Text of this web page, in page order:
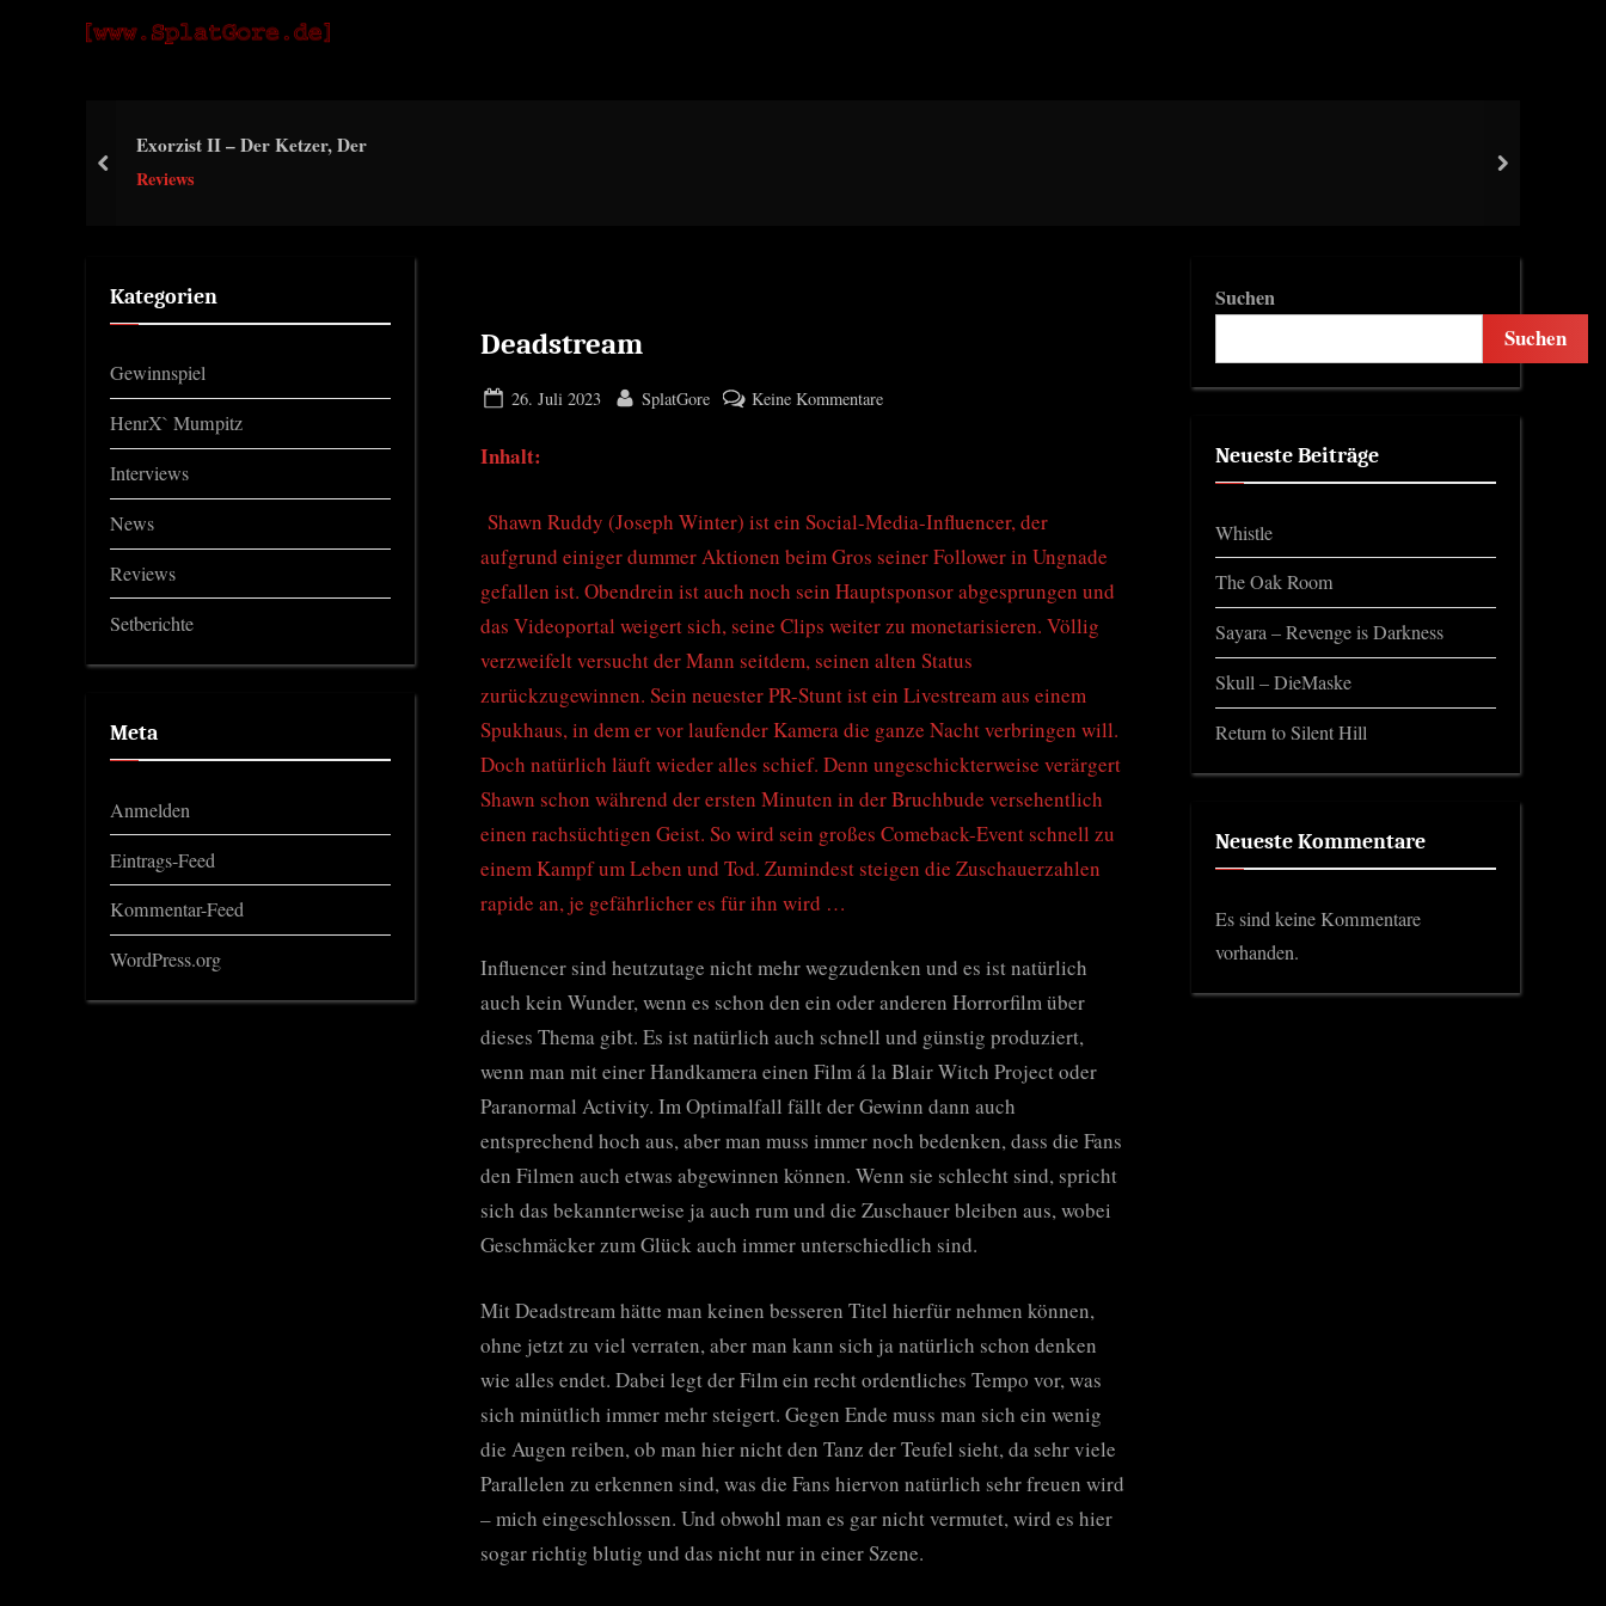
a
Exorzist II – Der Ketzer, Der
Reviews
prev next
Deadstream
Posted
26. Juli 2023 By
SplatGore Keine Kommentarezu
Inhalt:
Shawn Ruddy (Joseph Winter) ist ein Social-Media-Influencer, der
aufgrund einiger dummer Aktionen beim Gros seiner Follower in Ungnade
gefallen ist. Obendrein ist auch noch sein Hauptsponsor abgesprungen und
das Videoportal weigert sich, seine Clips weiter zu monetarisieren. Völlig
verzweifelt versucht der Mann seitdem, seinen alten Status
zurückzugewinnen. Sein neuester PR-Stunt ist ein Livestream aus einem
Spukhaus, in dem er vor laufender Kamera die ganze Nacht verbringen will.
Doch natürlich läuft wieder alles schief. Denn ungeschickterweise verärgert
Shawn schon während der ersten Minuten in der Bruchbude versehentlich
einen rachsüchtigen Geist. So wird sein großes Comeback-Event schnell zu
einem Kampf um Leben und Tod. Zumindest steigen die Zuschauerzahlen
rapide an, je gefährlicher es für ihn wird …
Influencer sind heutzutage nicht mehr wegzudenken und es ist natürlich
auch kein Wunder, wenn es schon den ein oder anderen Horrorfilm über
dieses Thema gibt. Es ist natürlich auch schnell und günstig produziert,
wenn man mit einer Handkamera einen Film á la Blair Witch Project oder
Paranormal Activity. Im Optimalfall fällt der Gewinn dann auch
entsprechend hoch aus, aber man muss immer noch bedenken, dass die Fans
den Filmen auch etwas abgewinnen können. Wenn sie schlecht sind, spricht
sich das bekannterweise ja auch rum und die Zuschauer bleiben aus, wobei
Geschmäcker zum Glück auch immer unterschiedlich sind.
Mit Deadstream hätte man keinen besseren Titel hierfür nehmen können,
ohne jetzt zu viel verraten, aber man kann sich ja natürlich schon denken
wie alles endet. Dabei legt der Film ein recht ordentliches Tempo vor, was
sich minütlich immer mehr steigert. Gegen Ende muss man sich ein wenig
die Augen reiben, ob man hier nicht den Tanz der Teufel sieht, da sehr viele
Parallelen zu erkennen sind, was die Fans hiervon natürlich sehr freuen wird
– mich eingeschlossen. Und obwohl man es gar nicht vermutet, wird es hier
sogar richtig blutig und das nicht nur in einer Szene.
Kategorien
Gewinnspiel
HenrX` Mumpitz
Interviews
News
Reviews
Setberichte
Meta
Anmelden
Eintrags-Feed
Kommentar-Feed
WordPress.org
Suchen
Suchen
Neueste Beiträge
Whistle
The Oak Room
Sayara – Revenge is Darkness
Skull – DieMaske
Return to Silent Hill
Neueste Kommentare
Es sind keine Kommentare
vorhanden.